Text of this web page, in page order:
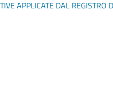
APPLICATE DAL REGISTRO